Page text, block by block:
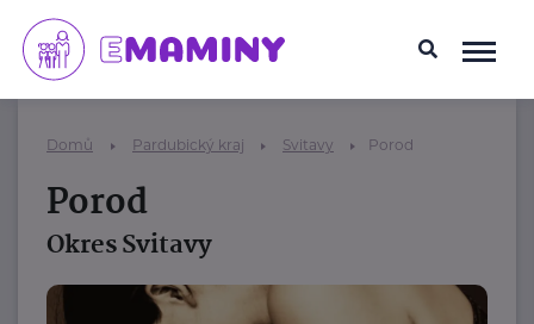
Domů Pardubický kraj Svitavy Porod
Porod
Okres Svitavy